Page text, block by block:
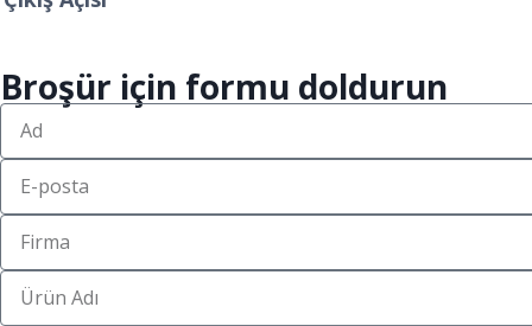
Broşür için formu doldurun